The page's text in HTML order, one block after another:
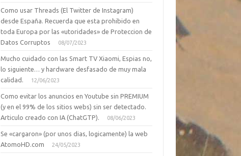
Como usar Threads (El Twitter de Instagram)
desde España. Recuerda que esta prohibido en
toda Europa por las «utoridades» de Proteccion de
Datos Corruptos
08/07/2023
Mucho cuidado con las Smart TV Xiaomi, Espias no,
lo siguiente… y hardware desfasado de muy mala
calidad.
12/06/2023
Como evitar los anuncios en Youtube sin PREMIUM
(y en el 99% de los sitios webs) sin ser detectado.
Articulo creado con IA (ChatGTP).
08/06/2023
Se «cargaron» (por unos dias, logicamente) la web
AtomoHD.com
24/05/2023